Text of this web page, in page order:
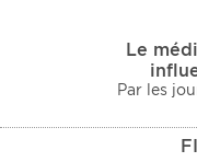
Le
Par les
Recherche par mots clés